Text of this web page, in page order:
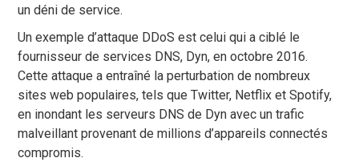
un déni de service.
Un exemple d’attaque DDoS est celui qui a ciblé le
fournisseur de services DNS, Dyn, en octobre 2016.
Cette attaque a entraîné la perturbation de nombreux
sites web populaires, tels que Twitter, Netflix et Spotify,
en inondant les serveurs DNS de Dyn avec un trafic
malveillant provenant de millions d’appareils connectés
compromis.